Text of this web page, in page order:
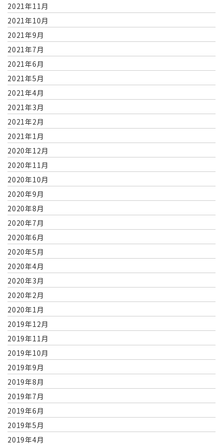
2021年11月
2021年10月
2021年9月
2021年7月
2021年6月
2021年5月
2021年4月
2021年3月
2021年2月
2021年1月
2020年12月
2020年11月
2020年10月
2020年9月
2020年8月
2020年7月
2020年6月
2020年5月
2020年4月
2020年3月
2020年2月
2020年1月
2019年12月
2019年11月
2019年10月
2019年9月
2019年8月
2019年7月
2019年6月
2019年5月
2019年4月